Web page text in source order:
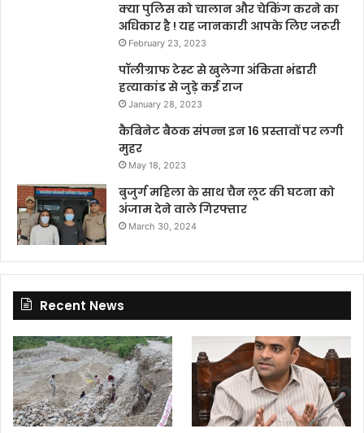
क्या पुलिस को चालान और चेकिंग करने का
अधिकार है ! यह जानकारी आपके लिए जरूरी
February 23, 2023
पॉलीग्राफ टेस्ट से खुलेगा अंकिता भंडारी
हत्याकांड से जुड़े कई राज
January 28, 2023
कैबिनेट बैठक संपन्न इन 16 प्रस्तावों पर लगी
मुहर
May 18, 2023
बुजुर्ग महिला के साथ चैन लूट की घटना को
अंजाम देने वाले गिरफ्तार
March 30, 2024
Recent News